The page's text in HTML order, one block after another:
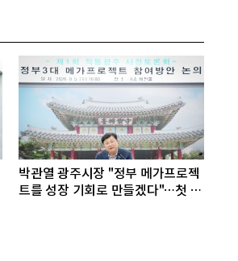
박관열 광주시장 "정부 메가프로젝
트를 성장 기회로 만들겠다"…첫 시